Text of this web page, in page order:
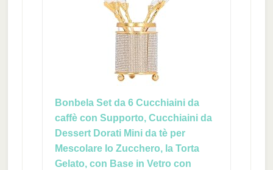
Bonbela Set da 6 Cucchiaini da
caffè con Supporto, Cucchiaini da
Dessert Dorati Mini da tè per
Mescolare lo Zucchero, la Torta
Gelato, con Base in Vetro con